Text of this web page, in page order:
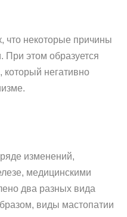
что некоторые причины
этом образуется
негативно
изменений,
медицинскими
два разных вида
виды мастопатии